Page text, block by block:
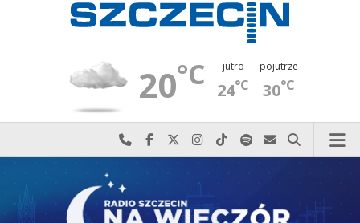
20°C jutro
24°C
pojutrze
30°C
Najlepiej po prostu do nas zadzwoń
Odwiedź nas na Facebook-u
Odwiedź nas na X
Odwiedź nas na Instagram-ie
Odwiedź nas na TikTok-u
Szukaj nas na Spotify
Wyślij do nas
Szukaj